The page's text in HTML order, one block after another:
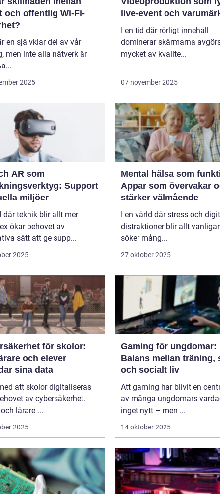
och offentlig Wi-Fi-
en självklar del av vår
men inte alla nätverk är
2025
live-event och
I en tid där rörligt innehåll
dominerar skärmarna
mycket av kvalite...
07 november 2025
AR som
Support
miljöer
där teknik blir allt mer
ökar behovet av
sätt att ge supp...
2025
Mental hälsa som
Appar som övervakar
stärker välmående
I en värld där stress och
distraktioner blir allt
söker mång...
27 oktober 2025
för skolor:
och elever
sina data
att skolor digitaliseras
av cybersäkerhet.
lärare ...
2025
Gaming för ungdomar:
Balans mellan träning,
och socialt liv
Att gaming har blivit en
av många ungdomars
inget nytt – men ...
14 oktober 2025